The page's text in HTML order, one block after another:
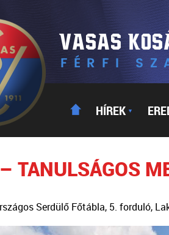
HÍREK ▼
TANULSÁGOS
Serdülő Főtábla, 5. forduló,